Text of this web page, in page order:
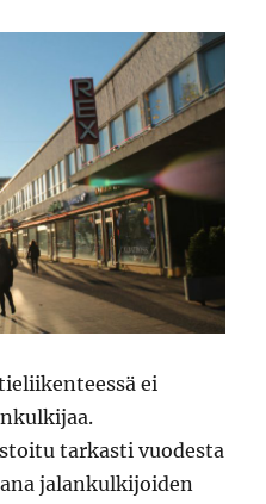
ei
tarkasti vuodesta
jalankulkijoiden